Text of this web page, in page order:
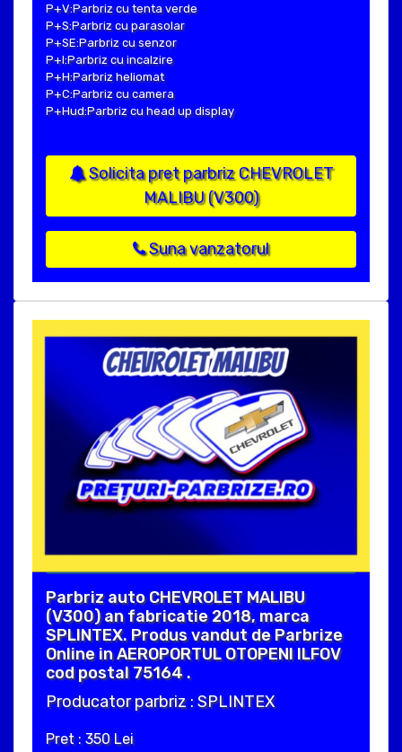
P+V:Parbriz cu tenta verde
P+S:Parbriz cu parasolar
P+SE:Parbriz cu senzor
P+I:Parbriz cu incalzire
P+H:Parbriz heliomat
P+C:Parbriz cu camera
P+Hud:Parbriz cu head up display
Solicita pret parbriz CHEVROLET
MALIBU (V300)
Suna vanzatorul
Parbriz auto CHEVROLET MALIBU
(V300) an fabricatie 2018, marca
SPLINTEX. Produs vandut de Parbrize
Online in AEROPORTUL OTOPENI ILFOV
cod postal 75164 .
Producator parbriz : SPLINTEX
Pret : 350 Lei